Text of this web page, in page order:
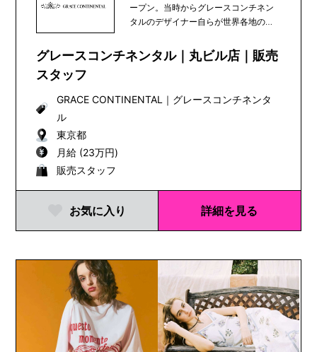
ープン。当時からグレースコンチネン
タルのデザイナー自らが世界各地の素
グレースコンチネンタル｜丸ビル店｜販売
スタッフ
GRACE CONTINENTAL ｜ グレースコンチネンタ
ル
東京都
月給 (23万円)
販売スタッフ
お気に入り 詳細を見る